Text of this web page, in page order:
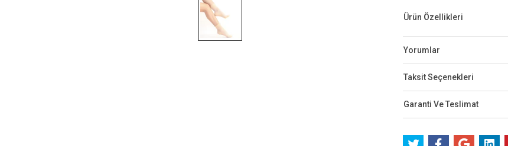
Ürün Özellikleri
Yorumlar
Taksit Seçenekleri
Garanti Ve Teslimat